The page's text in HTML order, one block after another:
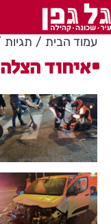
עמוד הבית תגיות
איחוד הצלה